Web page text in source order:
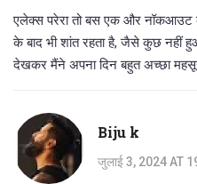
एलेक्स परेरा तो बस एक और नॉकआउट
के बाद भी शांत रहता है, जैसे कुछ नहीं
देखकर मैंने अपना दिन बहुत अच्छा
Biju k
जुलाई 3, 2024 AT